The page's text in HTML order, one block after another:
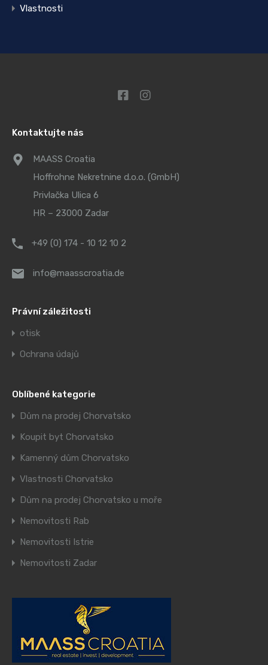
Vlastnosti
Kontaktujte nás
MAASS Croatia
Hoffrohne Nekretnine d.o.o. (GmbH)
Privlačka Ulica 6
HR – 23000 Zadar
+49 (0) 174 - 10 12 10 2
info@maasscroatia.de
Právní záležitosti
otisk
Ochrana údajů
Oblíbené kategorie
Dům na prodej Chorvatsko
Koupit byt Chorvatsko
Kamenný dům Chorvatsko
Vlastnosti Chorvatsko
Dům na prodej Chorvatsko u moře
Nemovitosti Rab
Nemovitosti Istrie
Nemovitosti Zadar